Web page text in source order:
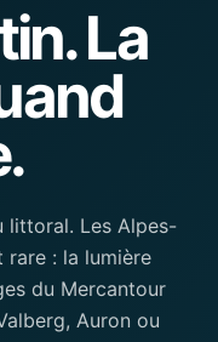
La
littoral. Les Alpes-
rare : la lumière
du Mercantour
Auron ou